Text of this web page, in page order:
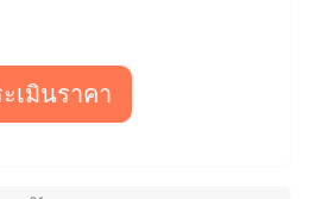
เมินราคา